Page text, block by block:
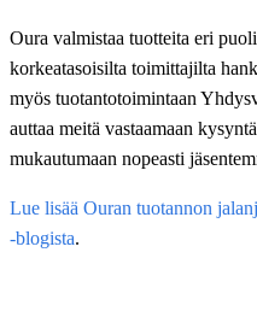
Oura valmistaa tuotteita eri
korkeatasoisilta toimittajilta
myös tuotantotoimintaan
auttaa meitä vastaamaan
mukautumaan nopeasti
Lue lisää Ouran tuotannon
‑blogista.